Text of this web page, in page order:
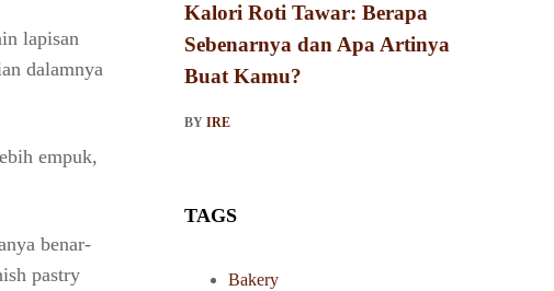
lapisan
dalamnya
empuk,
benar-
pastry
Kalori Roti Tawar: Berapa
Sebenarnya dan Apa Artinya
Buat Kamu?
BY IRE
TAGS
Bakery